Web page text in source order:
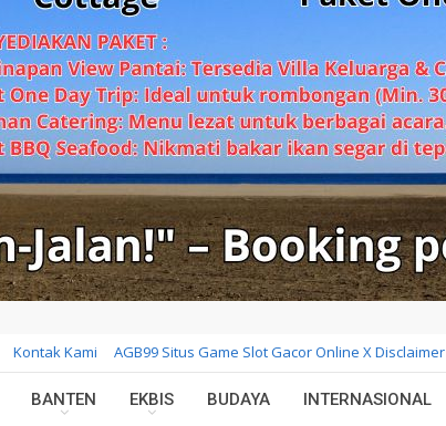
Kontak Kami AGB99 Situs Game Slot Gacor Online X Disclaimer
BANTEN EKBIS BUDAYA INTERNASIONAL